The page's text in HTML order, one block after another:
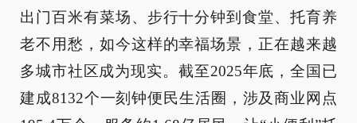
出门百米有菜场、步行十分钟到食堂、托育养
老不用愁，如今这样的幸福场景，正在越来越
多城市社区成为现实。截至2025年底，全国已
建成8132个一刻钟便民生活圈，涉及商业网点